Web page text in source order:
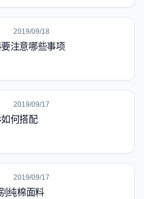
2019/09/18
注意哪些事项
2019/09/17
何搭配
2019/09/17
纯棉面料